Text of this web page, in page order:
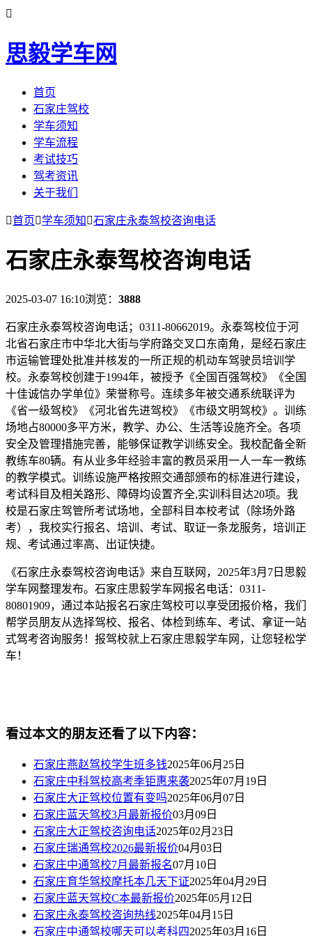

思毅学车网
首页
石家庄驾校
学车须知
学车流程
考试技巧
驾考资讯
关于我们
首页学车须知 石家庄永泰驾校咨询电话
石家庄永泰驾校咨询电话
2025-03-07 16:10浏览： 3888
石家庄永泰驾校咨询电话；0311-80662019。永泰驾校位于河
北省石家庄市中华北大街与学府路交叉口东南角，是经石家庄
市运输管理处批准并核发的一所正规的机动车驾驶员培训学
校。永泰驾校创建于1994年，被授予《全国百强驾校》《全国
十佳诚信办学单位》荣誉称号。连续多年被交通系统联评为
《省一级驾校》《河北省先进驾校》《市级文明驾校》。训练
场地占80000多平方米，教学、办公、生活等设施齐全。各项
安全及管理措施完善，能够保证教学训练安全。我校配备全新
教练车80辆。有从业多年经验丰富的教员采用一人一车一教练
的教学模式。训练设施严格按照交通部颁布的标准进行建设，
考试科目及相关路形、障碍均设置齐全,实训科目达20项。我
校是石家庄驾管所考试场地，全部科目本校考试（除场外路
考），我校实行报名、培训、考试、取证一条龙服务，培训正
规、考试通过率高、出证快捷。
《石家庄永泰驾校咨询电话》来自互联网，2025年3月7日思毅
学车网整理发布。石家庄思毅学车网报名电话：0311-
80801909，通过本站报名石家庄驾校可以享受团报价格，我们
帮学员朋友从选择驾校、报名、体检到练车、考试、拿证一站
式驾考咨询服务！报驾校就上石家庄思毅学车网，让您轻松学
车！
看过本文的朋友还看了以下内容：
石家庄燕赵驾校学生班多钱2025年06月25日
石家庄中科驾校高考季钜惠来袭2025年07月19日
石家庄大正驾校位置有变吗2025年06月07日
石家庄蓝天驾校3月最新报价03月09日
石家庄大正驾校咨询电话2025年02月23日
石家庄瑞通驾校2026最新报价04月03日
石家庄中通驾校7月最新报名07月10日
石家庄育华驾校摩托本几天下证2025年04月29日
石家庄蓝天驾校C本最新报价2025年05月12日
石家庄永泰驾校咨询热线2025年04月15日
石家庄中通驾校哪天可以考科四2025年03月16日